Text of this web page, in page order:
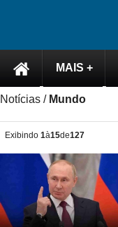
MAIS +
Notícias / Mundo
Exibindo 1à15de127